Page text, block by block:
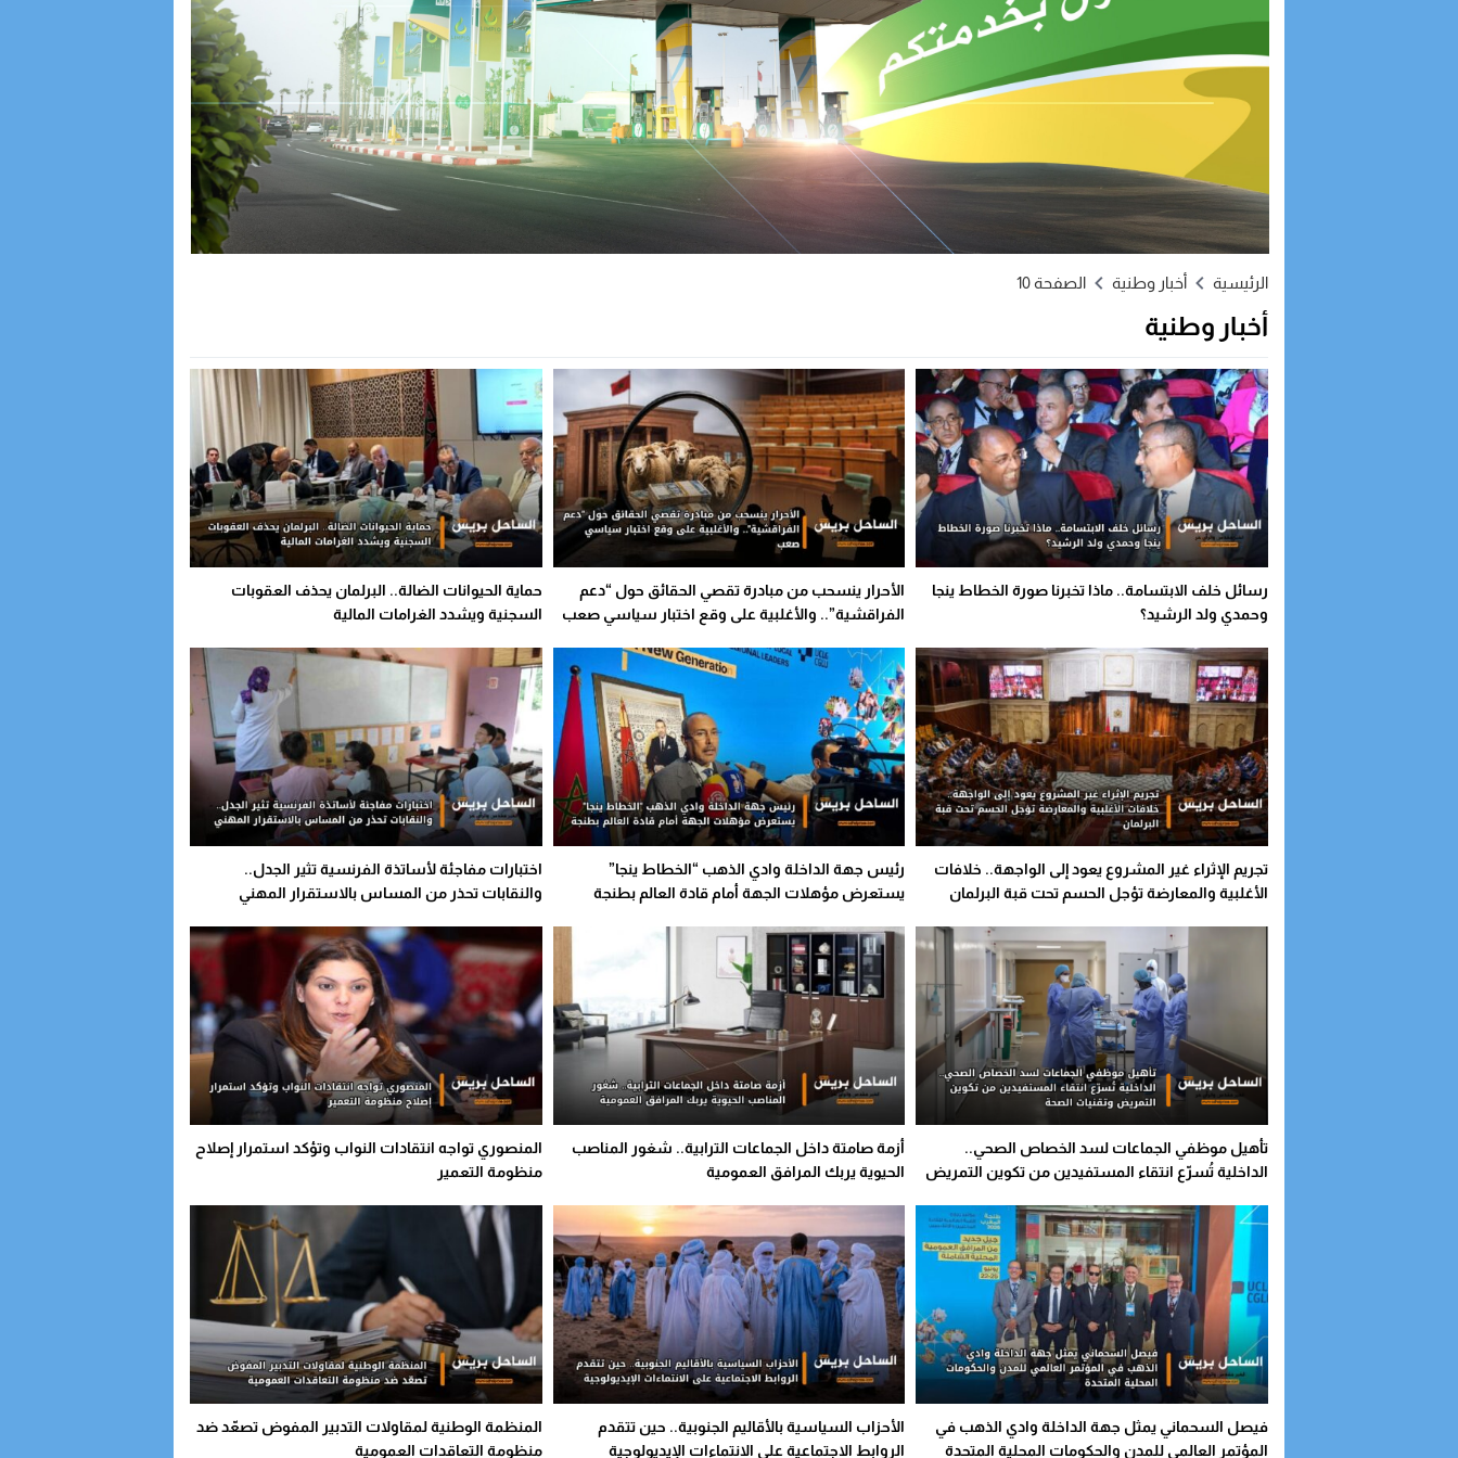
الرئيسية أخبار وطنية الصفحة 10
أخبار وطنية
رسائل خلف الابتسامة.. ماذا تخبرنا صورة الخطاط ينجا
وحمدي ولد الرشيد؟
الأحرار ينسحب من مبادرة تقصي الحقائق حول “دعم
الفراقشية”.. والأغلبية على وقع اختبار سياسي صعب
حماية الحيوانات الضالة.. البرلمان يحذف العقوبات
السجنية ويشدد الغرامات المالية
تجريم الإثراء غير المشروع يعود إلى الواجهة.. خلافات
الأغلبية والمعارضة تؤجل الحسم تحت قبة البرلمان
رئيس جهة الداخلة وادي الذهب “الخطاط ينجا”
يستعرض مؤهلات الجهة أمام قادة العالم بطنجة
اختبارات مفاجئة لأساتذة الفرنسية تثير الجدل..
والنقابات تحذر من المساس بالاستقرار المهني
تأهيل موظفي الجماعات لسد الخصاص الصحي..
الداخلية تُسرّع انتقاء المستفيدين من تكوين التمريض
أزمة صامتة داخل الجماعات الترابية.. شغور المناصب
الحيوية يربك المرافق العمومية
المنصوري تواجه انتقادات النواب وتؤكد استمرار إصلاح
منظومة التعمير
فيصل السحماني يمثل جهة الداخلة وادي الذهب في
المؤتمر العالمي للمدن والحكومات المحلية المتحدة
الأحزاب السياسية بالأقاليم الجنوبية.. حين تتقدم
الروابط الاجتماعية على الانتماءات الإيديولوجية
المنظمة الوطنية لمقاولات التدبير المفوض تصعّد ضد
منظومة التعاقدات العمومية